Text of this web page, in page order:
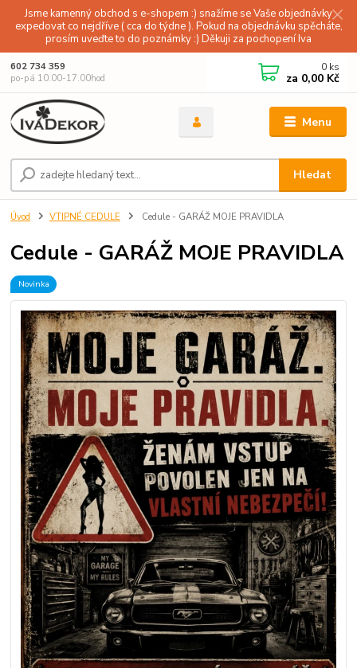
Jsme kamenný obchod s e-shopem :) snažíme se Vaše objednávky
expedovat co nejdříve ( cca do týdne ). Pokud na objednávku spěcháte,
prosím uveďte to do poznámky :) Děkuji za pochopení Iva
Menu
Hledat
602 734 359
po-pá 10.00-17.00hod
0 ks
za 0,00 Kč
Úvod VTIPNÉ CEDULE Cedule - GARÁŽ MOJE PRAVIDLA
Cedule - GARÁŽ MOJE PRAVIDLA
Novinka